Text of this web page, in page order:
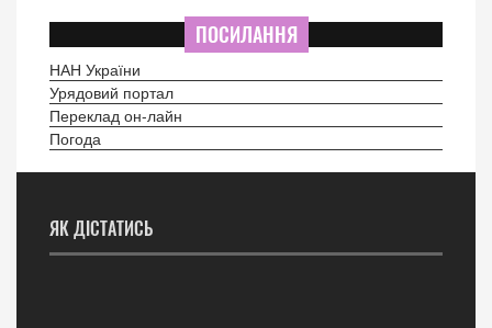
ПОСИЛАННЯ
НАН України
Урядовий портал
Переклад он-лайн
Погода
ЯК ДІСТАТИСЬ